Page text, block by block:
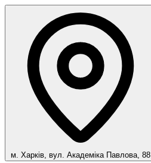
м. Харків, вул. Академіка Павлова, 88